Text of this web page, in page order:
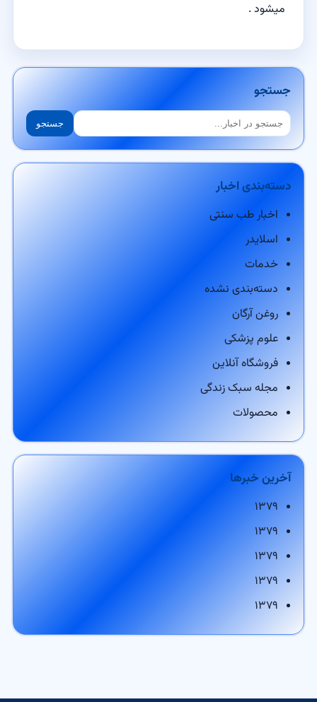
میشود .
جستجو
جستجو جستجو
دسته‌بندی اخبار
اخبار طب سنتی
اسلایدر
خدمات
دسته‌بندی نشده
روغن آرگان
علوم پزشکی
فروشگاه آنلاین
مجله سبک زندگی
محصولات
آخرین خبرها
۱۳۷۹
۱۳۷۹
۱۳۷۹
۱۳۷۹
۱۳۷۹